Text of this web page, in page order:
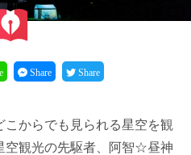
Share Share
からでも見られる星空を観
空観光の先駆者、阿智☆昼神